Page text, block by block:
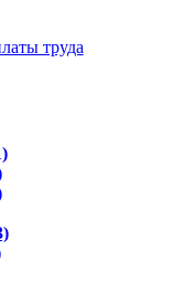
труда